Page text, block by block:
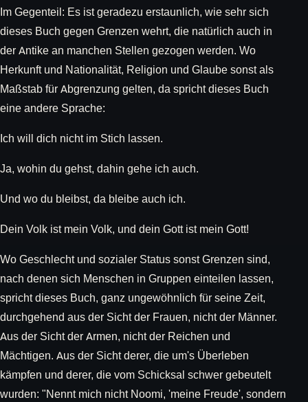
Im Gegenteil: Es ist geradezu erstaunlich, wie sehr sich
dieses Buch gegen Grenzen wehrt, die natürlich auch in
der Antike an manchen Stellen gezogen werden. Wo
Herkunft und Nationalität, Religion und Glaube sonst als
Maßstab für Abgrenzung gelten, da spricht dieses Buch
eine andere Sprache:
Ich will dich nicht im Stich lassen.
Ja, wohin du gehst, dahin gehe ich auch.
Und wo du bleibst, da bleibe auch ich.
Dein Volk ist mein Volk, und dein Gott ist mein Gott!
Wo Geschlecht und sozialer Status sonst Grenzen sind,
nach denen sich Menschen in Gruppen einteilen lassen,
spricht dieses Buch, ganz ungewöhnlich für seine Zeit,
durchgehend aus der Sicht der Frauen, nicht der Männer.
Aus der Sicht der Armen, nicht der Reichen und
Mächtigen. Aus der Sicht derer, die um's Überleben
kämpfen und derer, die vom Schicksal schwer gebeutelt
wurden: "Nennt mich nicht Noomi, 'meine Freude', sondern